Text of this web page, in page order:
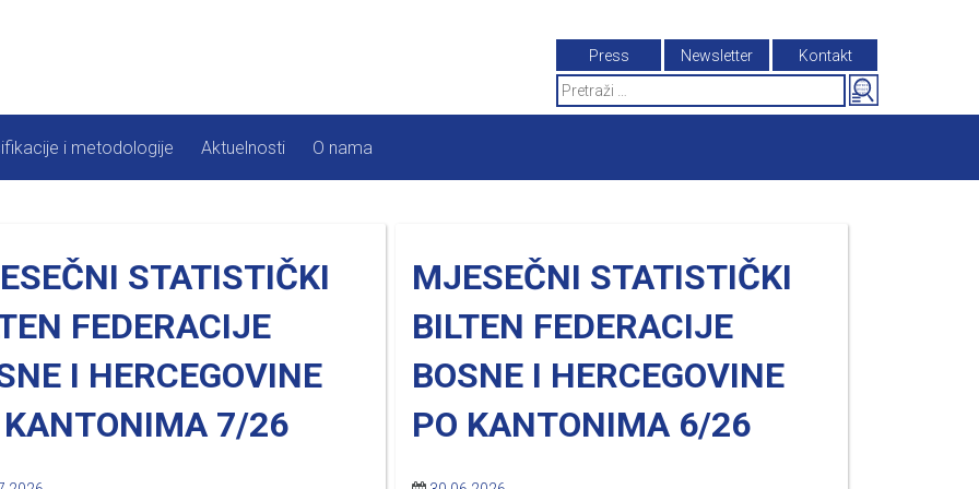
Press Newsletter
Kontakt
Search
for:
i metodologije Aktuelnosti O nama
STATISTIČKI
FEDERACIJE
I HERCEGOVINE
KANTONIMA 7/26
MJESEČNI STATISTIČKI
BILTEN FEDERACIJE
BOSNE I HERCEGOVINE
PO KANTONIMA 6/26